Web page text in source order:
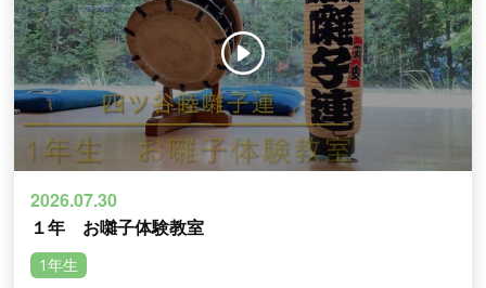
2026.07.30
１年 お囃子体験教室
1年生